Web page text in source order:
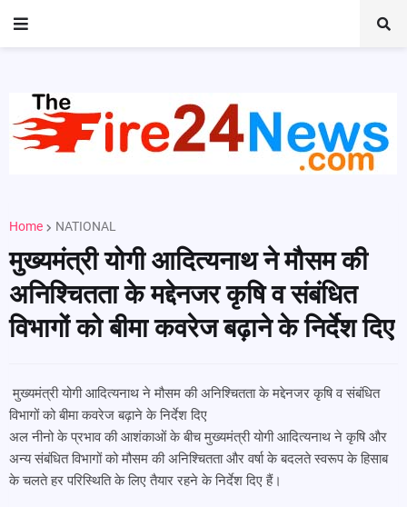
Home NATIONAL
मुख्यमंत्री योगी आदित्यनाथ ने मौसम की
अनिश्चितता के मद्देनजर कृषि व संबंधित
विभागों को बीमा कवरेज बढ़ाने के निर्देश दिए
मुख्यमंत्री योगी आदित्यनाथ ने मौसम की अनिश्चितता के मद्देनजर कृषि व संबंधित
विभागों को बीमा कवरेज बढ़ाने के निर्देश दिए
अल नीनो के प्रभाव की आशंकाओं के बीच मुख्यमंत्री योगी आदित्यनाथ ने कृषि और
अन्य संबंधित विभागों को मौसम की अनिश्चितता और वर्षा के बदलते स्वरूप के हिसाब
के चलते हर परिस्थिति के लिए तैयार रहने के निर्देश दिए हैं।